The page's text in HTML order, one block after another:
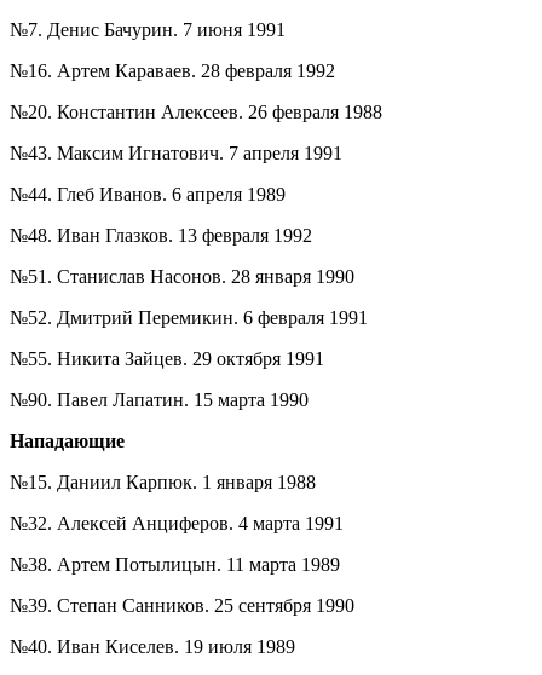
№7. Денис Бачурин. 7 июня 1991
№16. Артем Караваев. 28 февраля 1992
№20. Константин Алексеев. 26 февраля 1988
№43. Максим Игнатович. 7 апреля 1991
№44. Глеб Иванов. 6 апреля 1989
№48. Иван Глазков. 13 февраля 1992
№51. Станислав Насонов. 28 января 1990
№52. Дмитрий Перемикин. 6 февраля 1991
№55. Никита Зайцев. 29 октября 1991
№90. Павел Лапатин. 15 марта 1990
Нападающие
№15. Даниил Карпюк. 1 января 1988
№32. Алексей Анциферов. 4 марта 1991
№38. Артем Потылицын. 11 марта 1989
№39. Степан Санников. 25 сентября 1990
№40. Иван Киселев. 19 июля 1989